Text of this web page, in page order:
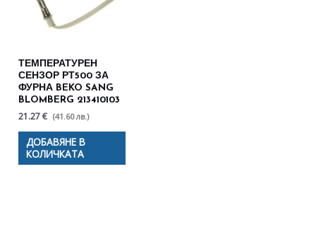
ТЕМПЕРАТУРЕН
СЕНЗОР РТ500 ЗА
ФУРНА BEKO SANG
BLOMBERG 213410103
21.27 € (41.60 лв.)
ДОБАВЯНЕ В
КОЛИЧКАТА